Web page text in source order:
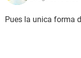
Pues la unica forma